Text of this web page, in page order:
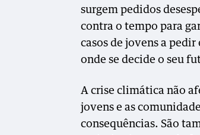
surgem pedidos
contra o tempo para
casos de jovens a
onde se decide o seu
A crise climática não
jovens e as
consequências. São